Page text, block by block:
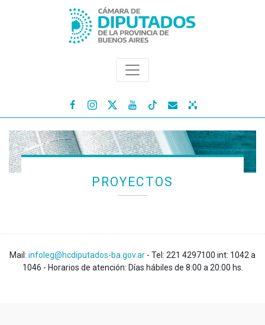
   
PROYECTOS
Mail: infoleg@hcdiputados-ba.gov.ar - Tel: 221 4297100 int: 1042 a
1046 - Horarios de atención: Días hábiles de 8:00 a 20:00 hs.